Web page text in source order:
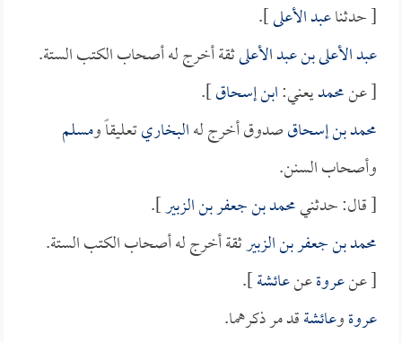
[ حدثناعبد الأعلى].
عبد الأعلى بن عبد الأعلىثقة أخرج له أصحاب الكتب الستة.
[ عنمحمديعني:ابن إسحاق].
محمد بن إسحاقصدوق أخرج لهالبخاريتعليقاً ومسلم
وأصحاب السنن.
[ قال: حدثنيمحمد بن جعفر بن الزبير].
محمد بن جعفر بن الزبيرثقة أخرج له أصحاب الكتب الستة.
[ عنعروةعنعائشة].
عروةوعائشةقد مر ذكرهما.